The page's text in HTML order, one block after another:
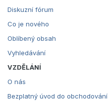
Diskuzní fórum
Co je nového
Oblíbený obsah
Vyhledávání
VZDĚLÁNÍ
O nás
Bezplatný úvod do obchodování